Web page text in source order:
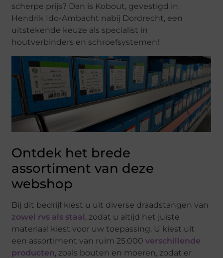
scherpe prijs? Dan is Kobout, gevestigd in
Hendrik Ido-Ambacht nabij Dordrecht, een
uitstekende keuze als specialist in
houtverbinders en schroefsystemen!
Ontdek het brede
assortiment van deze
webshop
Bij dit bedrijf kiest u uit diverse draadstangen van
zowel rvs als staal, zodat u altijd het juiste
materiaal kiest voor uw toepassing. U kiest uit
een assortiment van ruim 25.000verschillende
producten, zoals bouten en moeren, zodat er